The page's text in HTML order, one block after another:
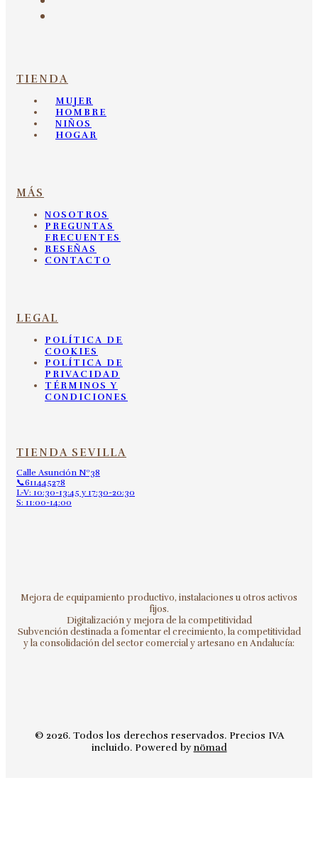
TIENDA
MUJER
HOMBRE
NIÑOS
HOGAR
MÁS
NOSOTROS
PREGUNTAS
FRECUENTES
RESEÑAS
CONTACTO
LEGAL
POLÍTICA DE
COOKIES
POLÍTICA DE
PRIVACIDAD
TÉRMINOS Y
CONDICIONES
TIENDA SEVILLA
Calle Asunción Nº38
📞611445278
L-V: 10:30-13:45 y 17:30-20:30
S: 11:00-14:00
Mejora de equipamiento productivo, instalaciones u otros activos
fijos.
Digitalización y mejora de la competitividad
Subvención destinada a fomentar el crecimiento, la competitividad
y la consolidación del sector comercial y artesano en Andalucía:
© 2026. Todos los derechos reservados. Precios IVA
incluido. Powered bynömad